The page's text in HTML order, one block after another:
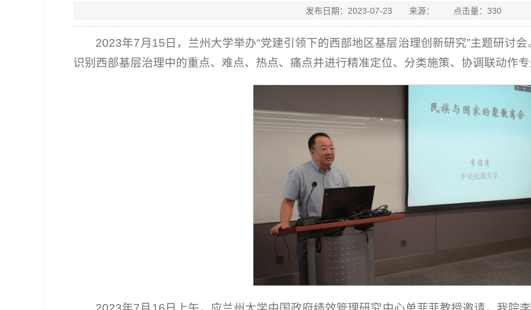
发布日期：2023-07-23 来源： 点击量： 330
2023年7月15日，兰州大学举办“党建引领下的西部地区基层治理创新研究”主题研讨
识别西部基层治理中的重点、难点、热点、痛点并进行精准定位、分类施策、协调联动作专